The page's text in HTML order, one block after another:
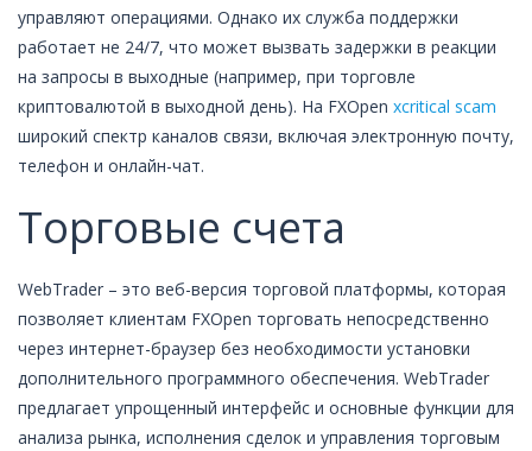
управляют операциями. Однако их служба поддержки
работает не 24/7, что может вызвать задержки в реакции
на запросы в выходные (например, при торговле
криптовалютой в выходной день). На FXOpen xcritical scam
широкий спектр каналов связи, включая электронную почту,
телефон и онлайн-чат.
Торговые счета
WebTrader – это веб-версия торговой платформы, которая
позволяет клиентам FXOpen торговать непосредственно
через интернет-браузер без необходимости установки
дополнительного программного обеспечения. WebTrader
предлагает упрощенный интерфейс и основные функции для
анализа рынка, исполнения сделок и управления торговым